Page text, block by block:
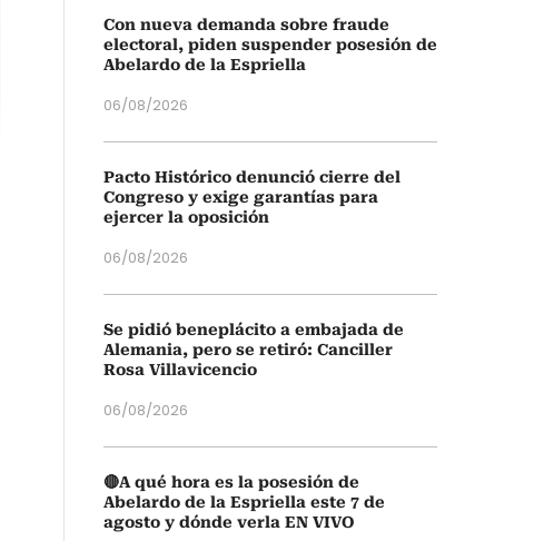
Con nueva demanda sobre fraude
electoral, piden suspender posesión de
Abelardo de la Espriella
06/08/2026
Pacto Histórico denunció cierre del
Congreso y exige garantías para
ejercer la oposición
06/08/2026
Se pidió beneplácito a embajada de
Alemania, pero se retiró: Canciller
Rosa Villavicencio
06/08/2026
🔴A qué hora es la posesión de
Abelardo de la Espriella este 7 de
agosto y dónde verla EN VIVO